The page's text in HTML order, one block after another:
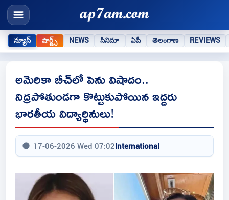
న్యూస్ షార్ట్స్ NEWS సినిమా ఏపీ తెలంగాణ REVIEWS
అమెరికా బీచ్‌లో పెను విషాదం..
నిద్రపోతుండగా కొట్టుకుపోయిన ఇద్దరు
భారతీయ విద్యార్థినులు!
17-06-2026 Wed 07:02International